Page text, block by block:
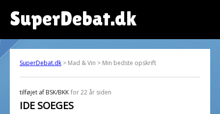
SuperDebat.dk
SuperDebat.dk > Mad & Vin > Min bedste opskrift
tilføjet af BSK/BKK for 22 år siden
IDE SOEGES